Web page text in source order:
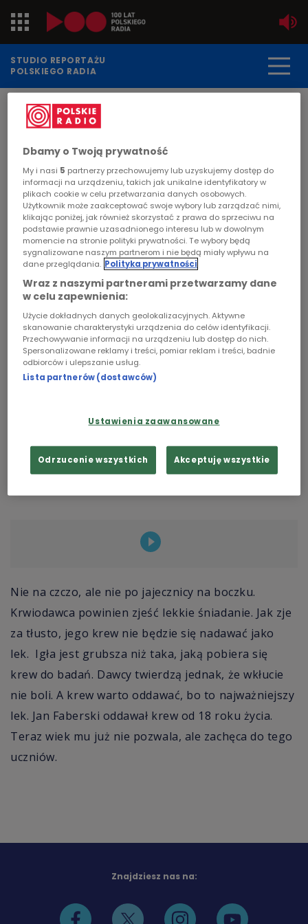
Jedynka
Dwójka
Trójka
Czwórka
PR24
Poland
Kierowcy
Dzieci
Chopin
Podcasty
STUDIO REPORTAŻU
POLSKIEGO RADIA
DATA PUBLIKACJI:
2012-09-12
"Dar życia" - Magda Skawińska
POLSKIE RADIO
Czwartek, 13 września, godz. 18.15, Program 3.
Warto oddawać krew. My też kiedyś możemy jej
potrzebować.
Pobieranie krwi w stacji
fot.fot. J. Heuser,
Nie na czczo, ale nie po jajecznicy na boczku.
Krwiodawca powinien zjeść lekkie śniadanie. Jak zje
za tłusto, jego krew nie będzie się nadawać jako
lek. Igła jest grubsza niż taka, jaką pobiera się
krew do badań. Dawcy twierdzą jednak, że wkłucie
nie boli. A krew warto oddawać, bo to najważniejszy
lek. Jan Faberski oddawał krew od 18 roku życia.
Teraz wiek mu już nie pozwala, ale zachęca do tego
uczniów.
Znajdziesz nas na:
Dbamy o Twoją prywatność
My i nasi 5 partnerzy przechowujemy lub uzyskujemy dostęp do
informacji na urządzeniu, takich jak unikalne identyfikatory w
plikach cookie w celu przetwarzania danych osobowych.
Użytkownik może zaakceptować swoje wybory lub zarządzać nimi,
klikając poniżej, jak również skorzystać z prawa do sprzeciwu na
podstawie prawnie uzasadnionego interesu lub w dowolnym
momencie na stronie polityki prywatności. Te wybory będą
sygnalizowane naszym partnerom i nie będą miały wpływu na
dane przeglądania. Polityka prywatności
Wraz z naszymi partnerami przetwarzamy dane
w celu zapewnienia:
Użycie dokładnych danych geolokalizacyjnych. Aktywne
skanowanie charakterystyki urządzenia do celów identyfikacji.
Przechowywanie informacji na urządzeniu lub dostęp do nich.
Spersonalizowane reklamy i treści, pomiar reklam i treści, badnie
odbiorców i ulepszanie usług.
Lista partnerów (dostawców)
Ustawienia zaawansowane
Odrzucenie wszystkich Akceptuję wszystkie